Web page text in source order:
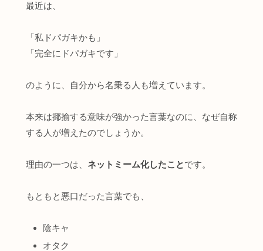
最近は、
「私ドパガキかも」
「完全にドパガキです」
のように、自分から名乗る人も増えています。
本来は揶揄する意味が強かった言葉なのに、なぜ自称
する人が増えたのでしょうか。
理由の一つは、 ネットミーム化したことです。
もともと悪口だった言葉でも、
陰キャ
オタク